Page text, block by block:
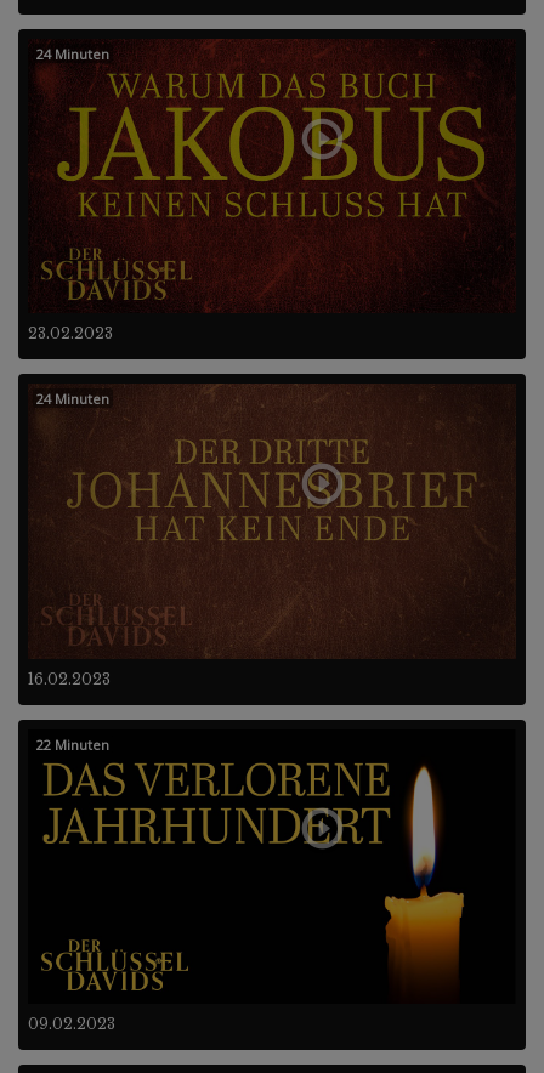
23.02.2023
24 Minuten
16.02.2023
24 Minuten
09.02.2023
22 Minuten